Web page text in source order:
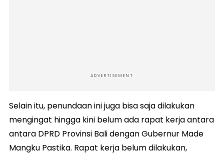
ADVERTISEMENT
Selain itu, penundaan ini juga bisa saja dilakukan
mengingat hingga kini belum ada rapat kerja antara
antara DPRD Provinsi Bali dengan Gubernur Made
Mangku Pastika. Rapat kerja belum dilakukan,